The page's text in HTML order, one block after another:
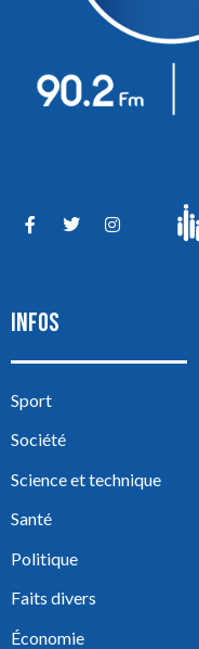
INFOS
Sport
Société
Science et technique
Santé
Politique
Faits divers
Économie